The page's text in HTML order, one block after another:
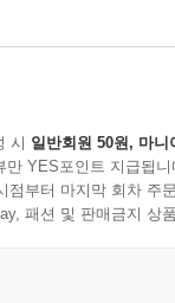
시 일반회원 50원, 마니
만 YES포인트 지급됩니
점부터 마지막 회차 주
패션 및 판매금지 상